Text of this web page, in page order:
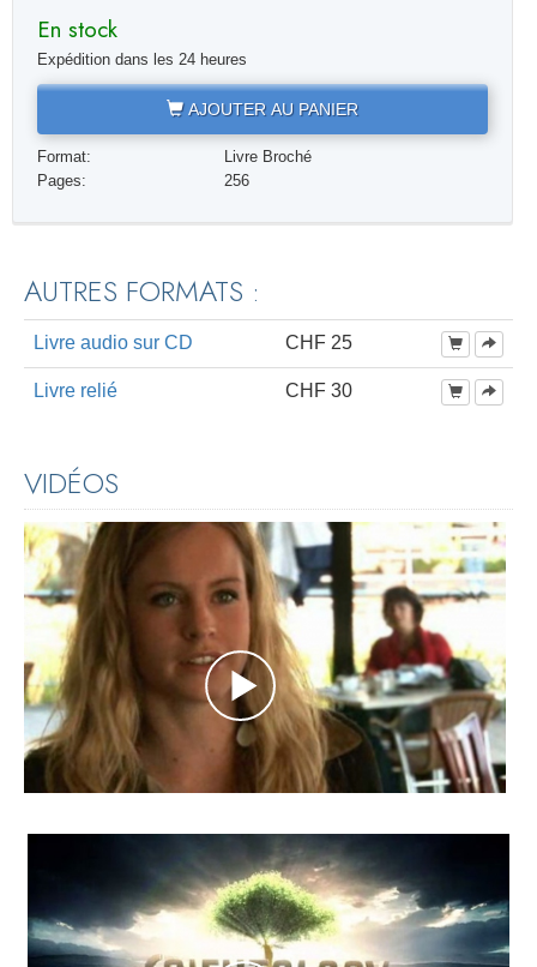
En stock
Expédition dans les 24 heures
AJOUTER AU PANIER
Format:
Livre Broché
Pages:
256
AUTRES FORMATS :
Livre audio sur CD CHF 25
Livre relié CHF 30
VIDÉOS